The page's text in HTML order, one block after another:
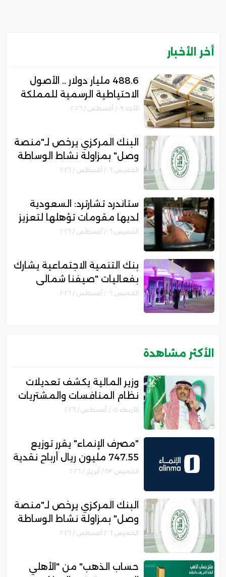
أخر الأخبار
488.6 مليار دولار .. الأصول
الاحتياطية الرسمية للمملكة
ترتفع 10% بنهاية يوليو
الأحد ٠٩ / أغسطس / ٢٠٢٦
البنك المركزي يرخص لـ"منصة
وصل" بمزاولة نشاط الوساطة
الرقمية لجهات التمويل
الخميس ٠٦ / أغسطس / ٢٠٢٦
ستاندرد تشارترد: السعودية
لديها مقومات تؤهلها لتعزيز
مكانتها بمجال التمويل
الخميس ٠٦ / أغسطس / ٢٠٢٦
بنك التنمية الاجتماعية يشارك
بفعاليات "صيفنا شمالي
2026" لتمكين رواد الأعمالالخميس ٠٦ / أغسطس / ٢٠٢٦
الأكثر مشاهدة
وزير المالية يكشف تعديلات
نظام المنافسات والمشتريات
الحكومية الجديد
الأربعاء ٠٥ / أغسطس / ٢٠٢٦
"مصرف الإنماء" يقرر توزيع
747.55 مليون ريال أرباح نقدية
عن الربع الأول من العام 2026
الخميس ٢٣ / أبريل / ٢٠٢٦
البنك المركزي يرخص لـ"منصة
وصل" بمزاولة نشاط الوساطة
الرقمية لجهات التمويل
الخميس ٠٦ / أغسطس / ٢٠٢٦
حساب الذهب" من "الأهلي